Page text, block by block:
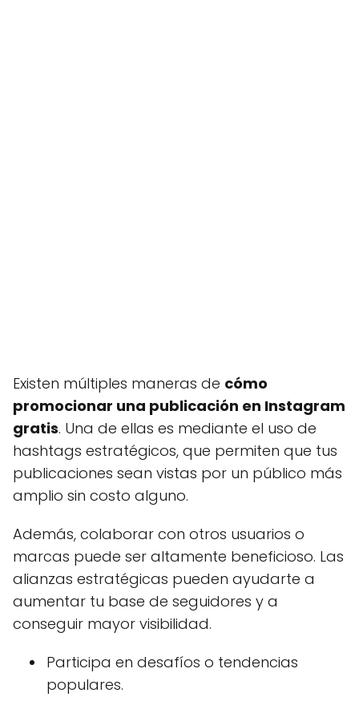
Existen múltiples maneras de cómo
promocionar una publicación en Instagram
gratis. Una de ellas es mediante el uso de
hashtags estratégicos, que permiten que tus
publicaciones sean vistas por un público más
amplio sin costo alguno.
Además, colaborar con otros usuarios o
marcas puede ser altamente beneficioso. Las
alianzas estratégicas pueden ayudarte a
aumentar tu base de seguidores y a
conseguir mayor visibilidad.
Participa en desafíos o tendencias
populares.